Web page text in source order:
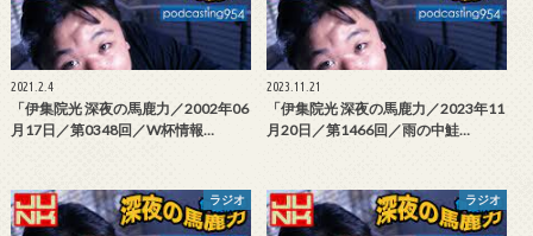
2021.2.4
「伊集院光 深夜の馬鹿力／2002年06
月17日／第0348回／W杯情報…
2023.11.21
「伊集院光 深夜の馬鹿力／2023年11
月20日／第1466回／雨の中鮭…
ラジオ ラジオ